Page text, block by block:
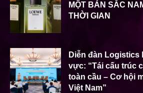
MỘT BẢN SẮC
THỜI GIAN
Diễn đàn Logistics
vực: “Tái cấu trúc
toàn cầu – Cơ hội
Việt Nam”